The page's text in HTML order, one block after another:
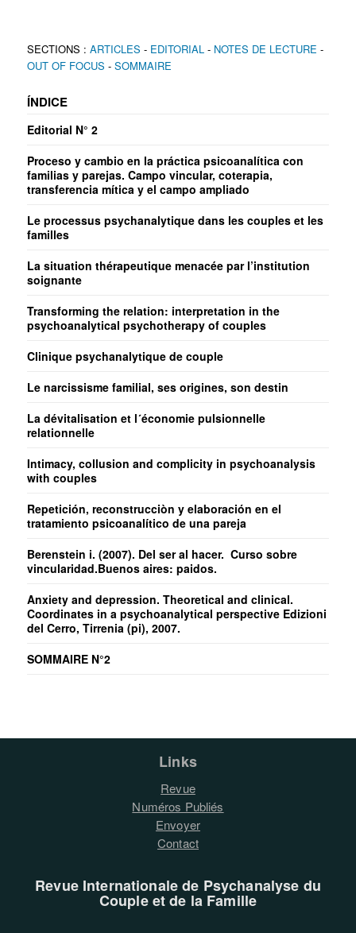
SECTIONS : ARTICLES - EDITORIAL - NOTES DE LECTURE -
OUT OF FOCUS - SOMMAIRE
ÍNDICE
Editorial N° 2
Proceso y cambio en la práctica psicoanalítica con
familias y parejas. Campo vincular, coterapia,
transferencia mítica y el campo ampliado
Le processus psychanalytique dans les couples et les
familles
La situation thérapeutique menacée par l’institution
soignante
Transforming the relation: interpretation in the
psychoanalytical psychotherapy of couples
Clinique psychanalytique de couple
Le narcissisme familial, ses origines, son destin
La dévitalisation et l´économie pulsionnelle
relationnelle
Intimacy, collusion and complicity in psychoanalysis
with couples
Repetición, reconstrucciòn y elaboración en el
tratamiento psicoanalítico de una pareja
Berenstein i. (2007). Del ser al hacer. Curso sobre
vincularidad.Buenos aires: paidos.
Anxiety and depression. Theoretical and clinical.
Coordinates in a psychoanalytical perspective Edizioni
del Cerro, Tirrenia (pi), 2007.
SOMMAIRE N°2
Links
Revue
Numéros Publiés
Envoyer
Contact
Revue Internationale de Psychanalyse du
Couple et de la Famille